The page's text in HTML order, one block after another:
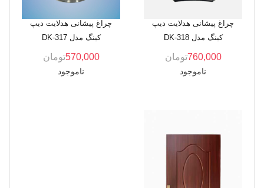
چراغ پیشانی هدلایت دیپ
کینگ مدل DK-318
760,000تومان
ناموجود
چراغ پیشانی هدلایت دیپ
کینگ مدل DK-317
570,000تومان
ناموجود